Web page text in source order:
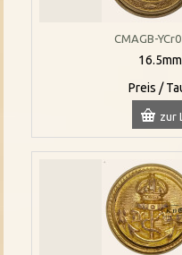
CMAGB-
Preis /
zur